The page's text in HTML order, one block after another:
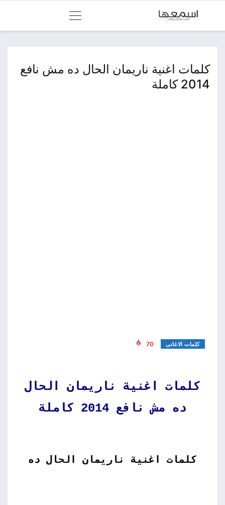
كلمات اغنية ناريمان الحال ده مش نافع
2014 كاملة
كلمات الاغانى 70
كلمات اغنية ناريمان الحال
ده مش نافع 2014 كاملة
كلمات اغنية ناريمان الحال ده